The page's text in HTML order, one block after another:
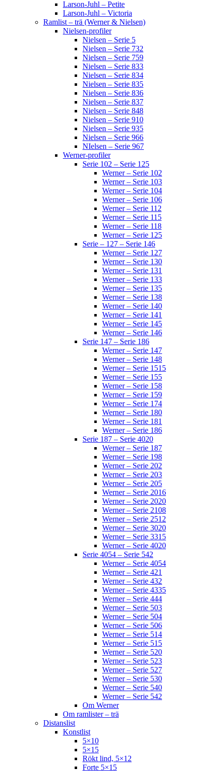
Larson-Juhl – Petite
Larson-Juhl – Victoria
Ramlist – trä (Werner & Nielsen)
Nielsen-profiler
Nielsen – Serie 5
Nielsen – Serie 732
Nielsen – Serie 759
Nielsen – Serie 833
Nielsen – Serie 834
Nielsen – Serie 835
Nielsen – Serie 836
Nielsen – Serie 837
Nielsen – Serie 848
Nielsen – Serie 910
Nielsen – Serie 935
Nielsen – Serie 966
NIelsen – Serie 967
Werner-profiler
Serie 102 – Serie 125
Werner – Serie 102
Werner – Serie 103
Werner – Serie 104
Werner – Serie 106
Werner – Serie 112
Werner – Serie 115
Werner – Serie 118
Werner – Serie 125
Serie – 127 – Serie 146
Werner – Serie 127
Werner – Serie 130
Werner – Serie 131
Werner – Serie 133
Werner – Serie 135
Werner – Serie 138
Werner – Serie 140
Werner – Serie 141
Werner – Serie 145
Werner – Serie 146
Serie 147 – Serie 186
Werner – Serie 147
Werner – Serie 148
Werner – Serie 1515
Werner – Serie 155
Werner – Serie 158
Werner – Serie 159
Werner – Serie 174
Werner – Serie 180
Werner – Serie 181
Werner – Serie 186
Serie 187 – Serie 4020
Werner – Serie 187
Werner – Serie 198
Werner – Serie 202
Werner – Serie 203
Werner – Serie 205
Werner – Serie 2016
Werner – Serie 2020
Werner – Serie 2108
Werner – Serie 2512
Werner – Serie 3020
Werner – Serie 3315
Werner – Serie 4020
Serie 4054 – Serie 542
Werner – Serie 4054
Werner – Serie 421
Werner – Serie 432
Werner – Serie 4335
Werner – Serie 444
Werner – Serie 503
Werner – Serie 504
Werner – Serie 506
Werner – Serie 514
Werner – Serie 515
Werner – Serie 520
Werner – Serie 523
Werner – Serie 527
Werner – Serie 530
Werner – Serie 540
Werner – Serie 542
Om Werner
Om ramlister – trä
Distanslist
Konstlist
5×10
5×15
Rökt lind, 5×12
Forte 5×15